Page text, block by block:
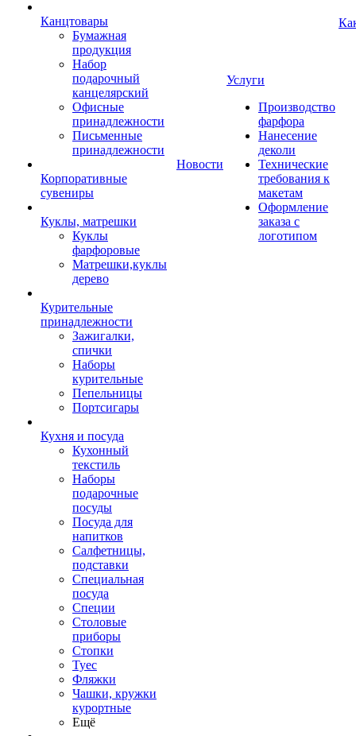
Канцтовары
Бумажная
продукция
Набор
подарочный
канцелярский
Офисные
принадлежности
Письменные
принадлежности
Корпоративные
сувениры
Куклы, матрешки
Куклы
фарфоровые
Матрешки,куклы
дерево
Курительные
принадлежности
Зажигалки,
спички
Наборы
курительные
Пепельницы
Портсигары
Кухня и посуда
Кухонный
текстиль
Наборы
подарочные
посуды
Посуда для
напитков
Салфетницы,
подставки
Специальная
посуда
Специи
Столовые
приборы
Стопки
Туес
Фляжки
Чашки, кружки
курортные
Ещё
Новости
Услуги
Производство
фарфора
Нанесение
деколи
Технические
требования к
макетам
Оформление
заказа с
логотипом